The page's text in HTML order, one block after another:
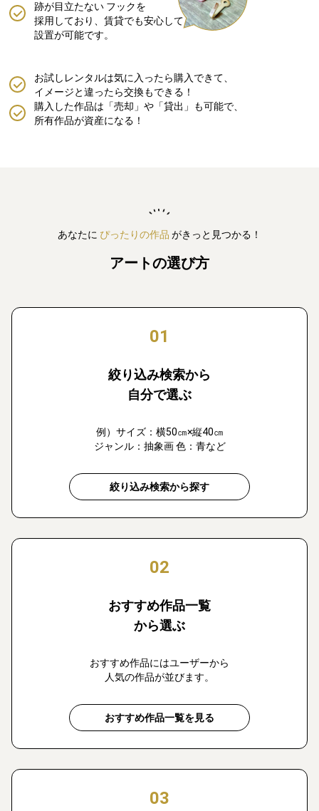
跡が目立たない フックを
採用しており、賃貸でも安心して
設置が可能です。
購入した作品は「売却」や「貸出」も可能で、
所有作品が資産になる！
お試しレンタルは気に入ったら購入できて、
イメージと違ったら交換もできる！
あなたに ぴったりの作品 がきっと見つかる！
アートの選び方
01
絞り込み検索から
自分で選ぶ
例）サイズ：横50㎝×縦40㎝
ジャンル：抽象画 色：青など
絞り込み検索から探す
02
おすすめ作品一覧
から選ぶ
おすすめ作品にはユーザーから
人気の作品が並びます。
おすすめ作品一覧を見る
03